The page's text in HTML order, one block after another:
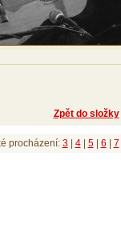
Zpět do složky
procházení: 3| 4| 5| 6 7